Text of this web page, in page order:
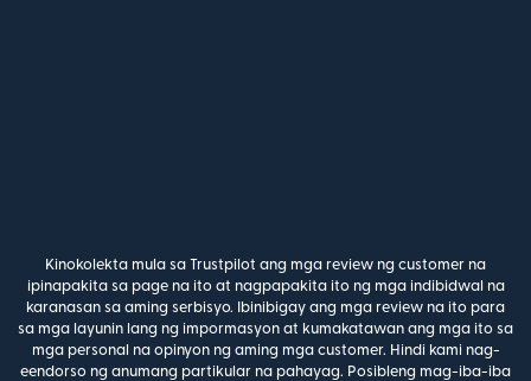
Kinokolekta mula sa Trustpilot ang mga review ng customer na
ipinapakita sa page na ito at nagpapakita ito ng mga indibidwal na
karanasan sa aming serbisyo. Ibinibigay ang mga review na ito para
sa mga layunin lang ng impormasyon at kumakatawan ang mga ito sa
mga personal na opinyon ng aming mga customer. Hindi kami nag-
eendorso ng anumang partikular na pahayag. Posibleng mag-iba-iba